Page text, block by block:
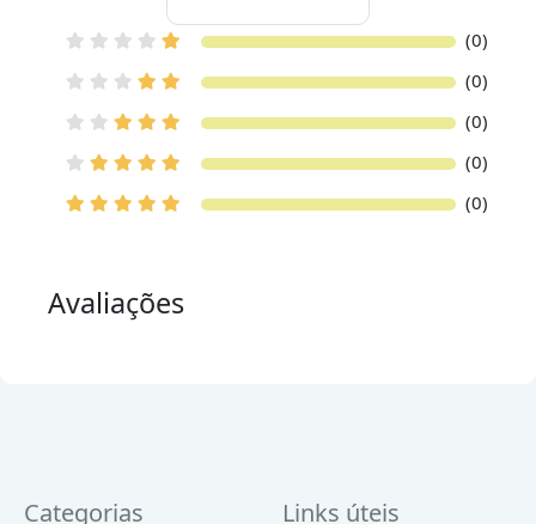
(0)
(0)
(0)
(0)
(0)
Avaliações
Categorias
Links úteis